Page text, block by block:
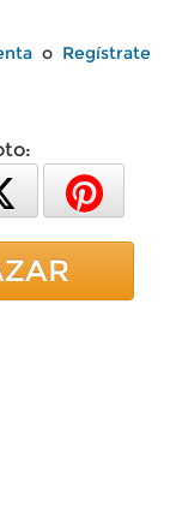
o Regístrate